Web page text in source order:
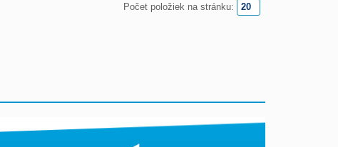
Počet položiek na stránku: